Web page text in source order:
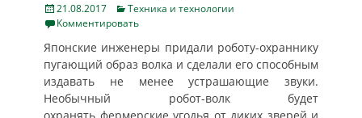
Posted
on
21.08.2017 Categories
Техника и технологии
Комментировать
Японские инженеры придали роботу-охраннику
пугающий образ волка и сделали его способным
издавать не менее устрашающие звуки.
Необычный робот-волк будет